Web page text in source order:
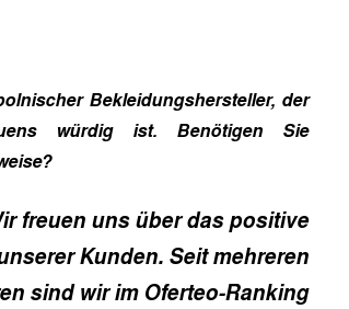
Bekleidungshersteller, der
würdig ist. Benötigen Sie
freuen uns über das positive
Kunden. Seit mehreren
sind wir im Oferteo-Ranking